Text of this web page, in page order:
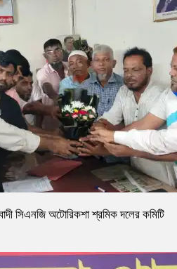
সিএনজি অটোরিকশা শ্রমিক দলের কমিটি